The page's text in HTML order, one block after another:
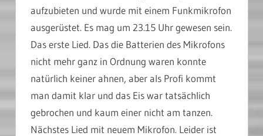
aufzubieten und wurde mit einem Funkmikrofon
ausgerüstet. Es mag um 23.15 Uhr gewesen sein.
Das erste Lied. Das die Batterien des Mikrofons
nicht mehr ganz in Ordnung waren konnte
natürlich keiner ahnen, aber als Profi kommt
man damit klar und das Eis war tatsächlich
gebrochen und kaum einer nicht am tanzen.
Nächstes Lied mit neuem Mikrofon. Leider ist